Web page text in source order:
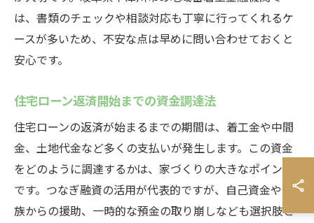
は、書類のチェックや相談対応も丁寧に行ってくれるケ
ースが多いため、不安な点は早めに問い合わせておくと
安心です。
住宅ローン返済開始までの資金調達法
住宅ローンの返済が始まるまでの期間は、着工金や中間
金、土地代金など多くの支払いが発生します。この資金
をどのように調達するかは、家づくりの大きなポイント
です。つなぎ融資の活用が代表的ですが、自己資金や親
族からの援助、一時的な預金の取り崩しなども選択肢と